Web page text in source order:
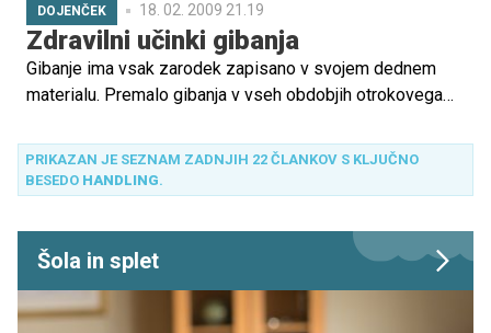
DOJENČEK 18. 02. 2009 21.19
Zdravilni učinki gibanja
Gibanje ima vsak zarodek zapisano v svojem dednem
materialu. Premalo gibanja v vseh obdobjih otrokovega
skolioz in nepravilno razvitih hrbtenic, povečani telesni
teži in zelo pogostih bolečinah v križu.
PRIKAZAN JE SEZNAM ZADNJIH 22 ČLANKOV S KLJUČNO
BESEDO HANDLING.
Šola in splet